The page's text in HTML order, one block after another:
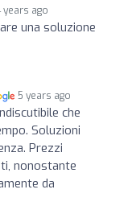
years ago
una soluzione
5 years ago
che
Soluzioni
Prezzi
nonostante
da